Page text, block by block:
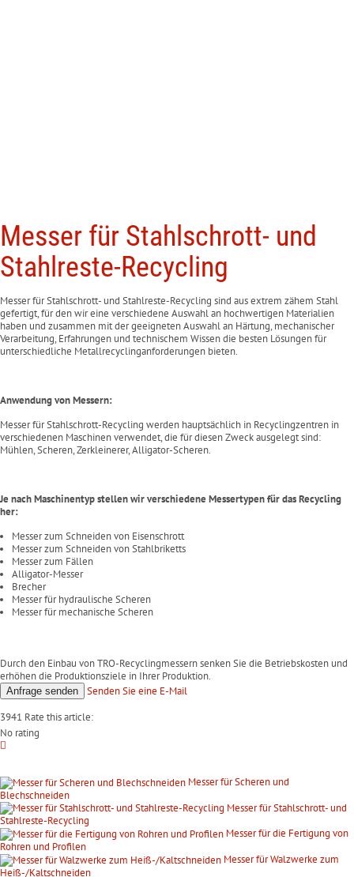
Messer für Stahlschrott- und
Stahlreste-Recycling
Messer für Stahlschrott- und Stahlreste-Recycling sind aus extrem zähem Stahl
gefertigt, für den wir eine verschiedene Auswahl an hochwertigen Materialien
haben und zusammen mit der geeigneten Auswahl an Härtung, mechanischer
Verarbeitung, Erfahrungen und technischem Wissen die besten Lösungen für
unterschiedliche Metallrecyclinganforderungen bieten.
Anwendung von Messern:
Messer für Stahlschrott-Recycling werden hauptsächlich in Recyclingzentren in
verschiedenen Maschinen verwendet, die für diesen Zweck ausgelegt sind:
Mühlen, Scheren, Zerkleinerer, Alligator-Scheren.
Je nach Maschinentyp stellen wir verschiedene Messertypen für das Recycling
her:
Messer zum Schneiden von Eisenschrott
Messer zum Schneiden von Stahlbriketts
Messer zum Fällen
Alligator-Messer
Brecher
Messer für hydraulische Scheren
Messer für mechanische Scheren
Durch den Einbau von TRO-Recyclingmessern senken Sie die Betriebskosten und
erhöhen die Produktionsziele in Ihrer Produktion.
Anfrage senden Senden Sie eine E-Mail
3941 Rate this article:
No rating
Messer für Scheren und
Blechschneiden
Messer für Stahlschrott- und
Stahlreste-Recycling
Messer für die Fertigung von
Rohren und Profilen
Messer für Walzwerke zum
Heiß-/Kaltschneiden